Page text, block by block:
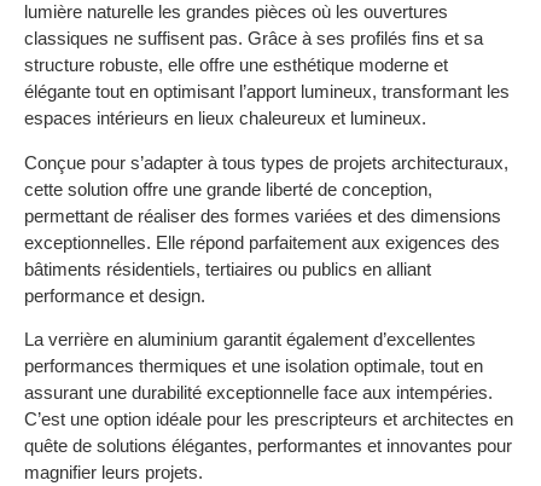
lumière naturelle les grandes pièces où les ouvertures
classiques ne suffisent pas. Grâce à ses profilés fins et sa
structure robuste, elle offre une esthétique moderne et
élégante tout en optimisant l’apport lumineux, transformant les
espaces intérieurs en lieux chaleureux et lumineux.
Conçue pour s’adapter à tous types de projets architecturaux,
cette solution offre une grande liberté de conception,
permettant de réaliser des formes variées et des dimensions
exceptionnelles. Elle répond parfaitement aux exigences des
bâtiments résidentiels, tertiaires ou publics en alliant
performance et design.
La verrière en aluminium garantit également d’excellentes
performances thermiques et une isolation optimale, tout en
assurant une durabilité exceptionnelle face aux intempéries.
C’est une option idéale pour les prescripteurs et architectes en
quête de solutions élégantes, performantes et innovantes pour
magnifier leurs projets.